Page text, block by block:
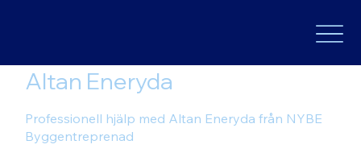
Altan Eneryda
Professionell hjälp med Altan Eneryda från NYBE
Byggentreprenad